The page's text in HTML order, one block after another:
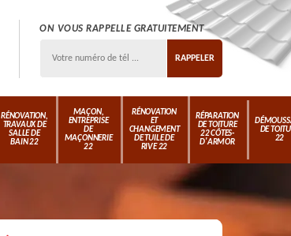
ON VOUS RAPPELLE GRATUITEMENT
RÉNOVATION,
TRAVAUX DE
SALLE DE
BAIN 22
MAÇON,
ENTREPRISE
DE
MAÇONNERIE
22
RÉNOVATION
ET
CHANGEMENT
DE TUILE DE
RIVE 22
RÉPARATION
DE TOITURE
22 CÔTES-
D'ARMOR
DE
22